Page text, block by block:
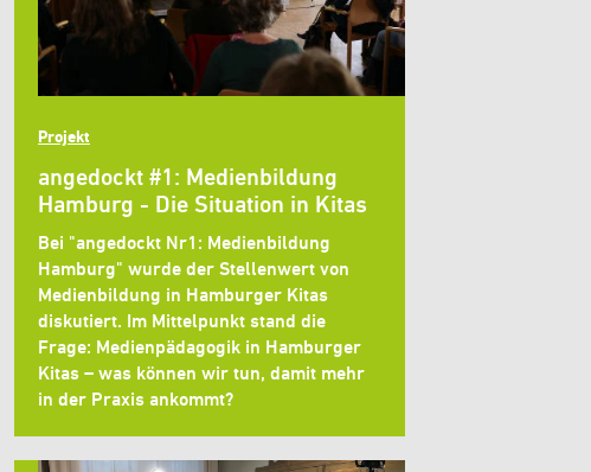
Projekt
angedockt #1: Medienbildung
Hamburg - Die Situation in Kitas
Bei "angedockt Nr1: Medienbildung
Hamburg" wurde der Stellenwert von
Medienbildung in Hamburger Kitas
diskutiert. Im Mittelpunkt stand die
Frage: Medienpädagogik in Hamburger
Kitas – was können wir tun, damit mehr
in der Praxis ankommt?